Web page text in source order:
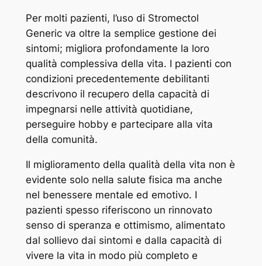
Per molti pazienti, l’uso di Stromectol
Generic va oltre la semplice gestione dei
sintomi; migliora profondamente la loro
qualità complessiva della vita. I pazienti con
condizioni precedentemente debilitanti
descrivono il recupero della capacità di
impegnarsi nelle attività quotidiane,
perseguire hobby e partecipare alla vita
della comunità.
Il miglioramento della qualità della vita non è
evidente solo nella salute fisica ma anche
nel benessere mentale ed emotivo. I
pazienti spesso riferiscono un rinnovato
senso di speranza e ottimismo, alimentato
dal sollievo dai sintomi e dalla capacità di
vivere la vita in modo più completo e